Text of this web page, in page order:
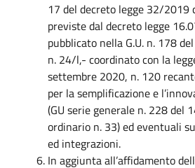
17 del decreto legge 32/2019
previste dal decreto legge
pubblicato nella G.U. n. 178
n. 24/l,- coordinato con la
settembre 2020, n. 120
per la semplificazione e
(GU serie generale n. 228 del
ordinario n. 33) ed eventuali
ed integrazioni.
In aggiunta all’affidamento